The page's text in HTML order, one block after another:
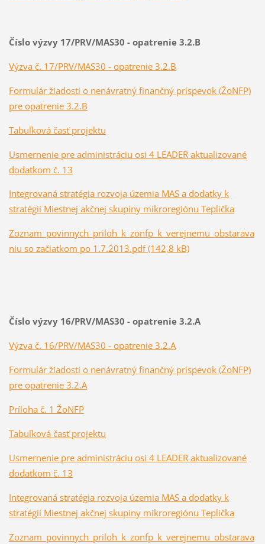
Číslo výzvy 17/PRV/MAS30 - opatrenie 3.2.B
Výzva č. 17/PRV/MAS30 - opatrenie 3.2.B
Formulár žiadosti o nenávratný finančný príspevok (ŽoNFP)
pre opatrenie 3.2.B
Tabuľková časť projektu
Usmernenie pre administráciu osi 4 LEADER aktualizované
dodatkom č. 13
Integrovaná stratégia rozvoja územia MAS a dodatky k
stratégií Miestnej akčnej skupiny mikroregiónu Teplička
Zoznam_povinnych_priloh_k_zonfp_k_verejnemu_obstarava
niu so začiatkom po 1.7.2013.pdf (142,8 kB)
Číslo výzvy 16/PRV/MAS30 - opatrenie 3.2.A
Výzva č. 16/PRV/MAS30 - opatrenie 3.2.A
Formulár žiadosti o nenávratný finančný príspevok (ŽoNFP)
pre opatrenie 3.2.A
Príloha č. 1 ŽoNFP
Tabuľková časť projektu
Usmernenie pre administráciu osi 4 LEADER aktualizované
dodatkom č. 13
Integrovaná stratégia rozvoja územia MAS a dodatky k
stratégií Miestnej akčnej skupiny mikroregiónu Teplička
Zoznam_povinnych_priloh_k_zonfp_k_verejnemu_obstarava